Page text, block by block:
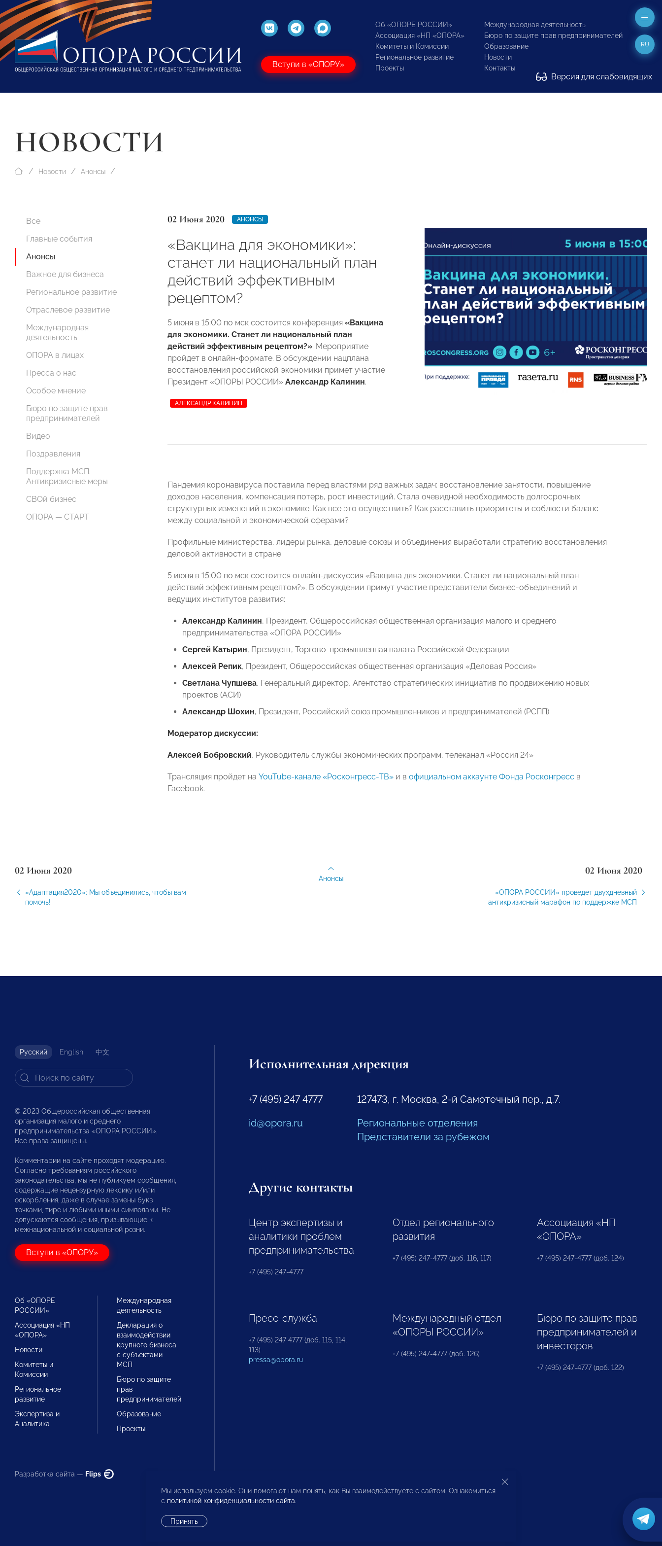
Вступи в «ОПОРУ»
Об «ОПОРЕ РОССИИ»
Ассоциация «НП «ОПОРА»
Комитеты и Комиссии
Региональное развитие
Проекты
Международная деятельность
Бюро по защите прав предпринимателей
Образование
Новости
Контакты
Версия для слабовидящих
RU
НОВОСТИ
Новости Анонсы
Все
Главные события
Анонсы
Важное для бизнеса
Региональное развитие
Отраслевое развитие
Международная
деятельность
ОПОРА в лицах
Пресса о нас
Особое мнение
Бюро по защите прав
предпринимателей
Видео
Поздравления
Поддержка МСП.
Антикризисные меры
СВОй бизнес
ОПОРА — СТАРТ
02 Июня 2020 АНОНСЫ
«Вакцина для экономики»:
станет ли национальный план
действий эффективным
рецептом?
5 июня в 15:00 по мск состоится конференция «Вакцина
для экономики. Станет ли национальный план
действий эффективным рецептом?». Мероприятие
пройдет в онлайн-формате. В обсуждении нацплана
восстановления российской экономики примет участие
Президент «ОПОРЫ РОССИИ» Александр Калинин.
АЛЕКСАНДР КАЛИНИН
Пандемия коронавируса поставила перед властями ряд важных задач: восстановление занятости, повышение
доходов населения, компенсация потерь, рост инвестиций. Стала очевидной необходимость долгосрочных
структурных изменений в экономике. Как все это осуществить? Как расставить приоритеты и соблюсти баланс
между социальной и экономической сферами?
Профильные министерства, лидеры рынка, деловые союзы и объединения выработали стратегию восстановления
деловой активности в стране.
5 июня в 15:00 по мск состоится онлайн-дискуссия «Вакцина для экономики. Станет ли национальный план
действий эффективным рецептом?». В обсуждении примут участие представители бизнес-объединений и
ведущих институтов развития:
Александр Калинин, Президент, Общероссийская общественная организация малого и среднего
предпринимательства «ОПОРА РОССИИ»
Сергей Катырин, Президент, Торгово-промышленная палата Российской Федерации
Алексей Репик, Президент, Общероссийская общественная организация «Деловая Россия»
Светлана Чупшева, Генеральный директор, Агентство стратегических инициатив по продвижению новых
проектов (АСИ)
Александр Шохин, Президент, Российский союз промышленников и предпринимателей (РСПП)
Модератор дискуссии:
Алексей Бобровский, Руководитель службы экономических программ, телеканал «Россия 24»
Трансляция пройдет на YouTube-канале «Росконгресс-ТВ» и в официальном аккаунте Фонда Росконгресс в
Facebook.
02 Июня 2020
«Адаптация2020»: Мы объединились, чтобы вам
помочь!
02 Июня 2020
«ОПОРА РОССИИ» проведет двухдневный
антикризисный марафон по поддержке МСП
Анонсы
Русский English 中文
© 2023 Общероссийская общественная
организация малого и среднего
предпринимательства «ОПОРА РОССИИ».
Все права защищены.
Комментарии на сайте проходят модерацию.
Согласно требованиям российского
законодательства, мы не публикуем сообщения,
содержащие нецензурную лексику и/или
оскорбления, даже в случае замены букв
точками, тире и любыми иными символами. Не
допускаются сообщения, призывающие к
межнациональной и социальной розни.
Вступи в «ОПОРУ»
Об «ОПОРЕ
РОССИИ»
Ассоциация «НП
«ОПОРА»
Новости
Комитеты и
Комиссии
Региональное
развитие
Экспертиза и
Аналитика
Международная
деятельность
Декларация о
взаимодействии
крупного бизнеса
с субъектами
МСП
Бюро по защите
прав
предпринимателей
Образование
Проекты
Разработка сайта — Flips
Исполнительная дирекция
+7 (495) 247 4777
id@opora.ru
127473, г. Москва, 2-й Самотечный пер., д.7.
Региональные отделения
Представители за рубежом
Другие контакты
Центр экспертизы и
аналитики проблем
предпринимательства
+7 (495) 247-4777
Отдел регионального
развития
+7 (495) 247-4777 (доб. 116, 117)
Ассоциация «НП
«ОПОРА»
+7 (495) 247-4777 (доб. 124)
Пресс-служба
+7 (495) 247 4777 (доб. 115, 114,
113)
pressa@opora.ru
Международный отдел
«ОПОРЫ РОССИИ»
+7 (495) 247-4777 (доб. 126)
Бюро по защите прав
предпринимателей и
инвесторов
+7 (495) 247-4777 (доб. 122)
Мы используем cookie. Они помогают нам понять, как Вы взаимодействуете с сайтом. Ознакомиться
с политикой конфиденциальности сайта.
Принять